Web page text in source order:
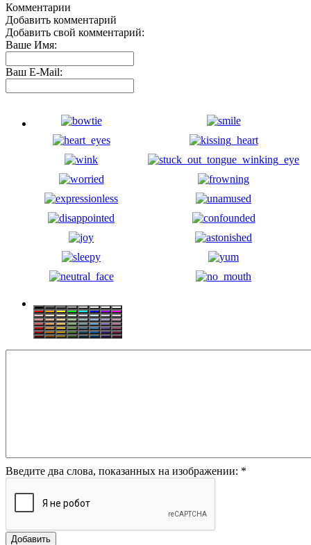
Комментарии
Добавить комментарий
Добавить свой комментарий:
Ваше Имя:
Ваш E-Mail:
Введите два слова, показанных на изображении: *